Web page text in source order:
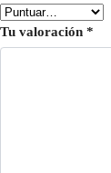
Tu valoración *